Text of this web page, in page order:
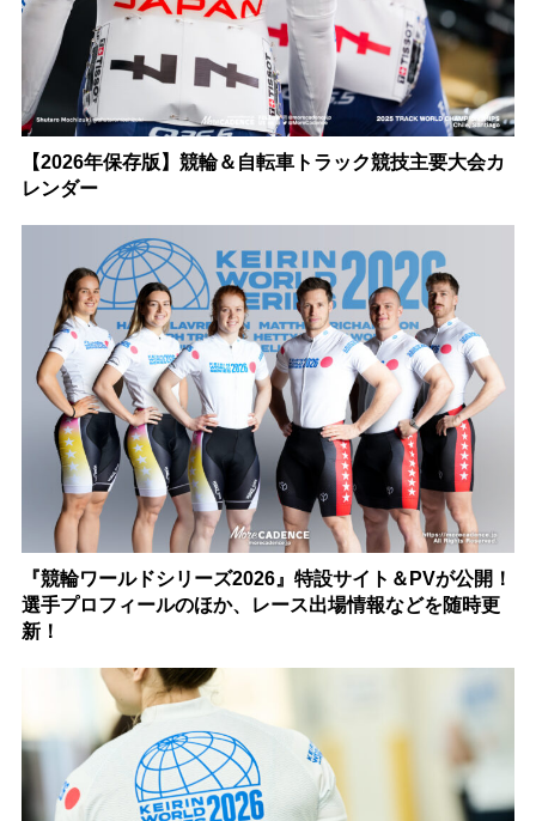
【2026年保存版】競輪＆自転車トラック競技主要大会カ
レンダー
『競輪ワールドシリーズ2026』特設サイト＆PVが公開！
選手プロフィールのほか、レース出場情報などを随時更
新！